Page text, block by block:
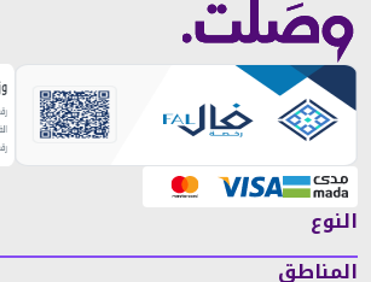
النوع
المناطق